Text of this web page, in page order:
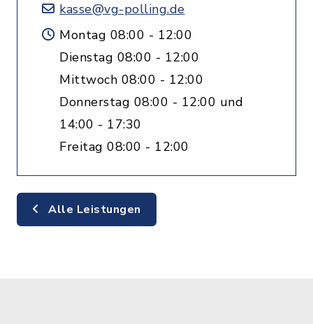
kasse@vg-polling.de
Montag 08:00 - 12:00
Dienstag 08:00 - 12:00
Mittwoch 08:00 - 12:00
Donnerstag 08:00 - 12:00 und
14:00 - 17:30
Freitag 08:00 - 12:00
Alle Leistungen